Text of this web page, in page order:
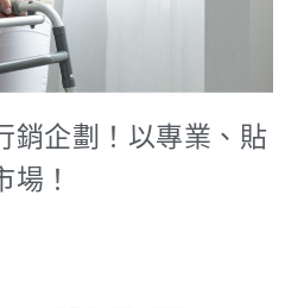
銷企劃！以專業、貼
！